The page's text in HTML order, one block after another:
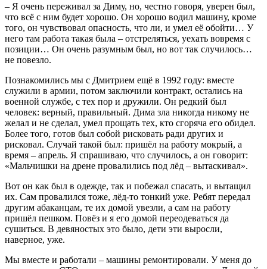
– Я очень переживал за Диму, но, честно говоря, уверен был,
что всё с ним будет хорошо. Он хорошо водил машину, кроме
того, он чувствовал опасность, что ли, и умел её обойти… У
него там работа такая была – отстреляться, уехать вовремя с
позиции… Он очень разумным был, но вот так случилось…
не повезло.
Познакомились мы с Дмитрием ещё в 1992 году: вместе
служили в армии, потом заключили контракт, остались на
военной службе, с тех пор и дружили. Он редкий был
человек: верный, правильный. Дима зла никогда никому не
желал и не сделал, умел прощать тех, кто сгоряча его обидел.
Более того, готов был собой рисковать ради других и
рисковал. Случай такой был: пришёл на работу мокрый, а
время – апрель. Я спрашиваю, что случилось, а он говорит:
«Мальчишки на дрене провалились под лёд – вытаскивал».
Вот он как был в одежде, так и побежал спасать, и вытащил
их. Сам провалился тоже, лёд-то тонкий уже. Ребят передал
другим абаканцам, те их домой увезли, а сам на работу
пришёл пешком. Повёз и я его домой переодеваться да
сушиться. В девяностых это было, дети эти выросли,
наверное, уже.
Мы вместе и работали – машины ремонтировали. У меня до